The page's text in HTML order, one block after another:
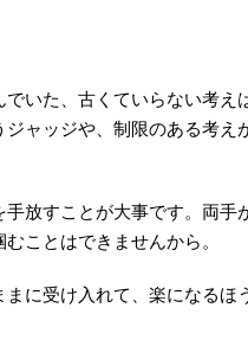
いた、古くていらない考え
ャッジや、制限のある考え
放すことが大事です。両手
ことはできませんから。
に受け入れて、楽になるほ